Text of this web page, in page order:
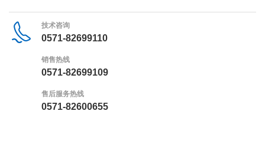
技术咨询
0571-82699110
销售热线
0571-82699109
售后服务热线
0571-82600655